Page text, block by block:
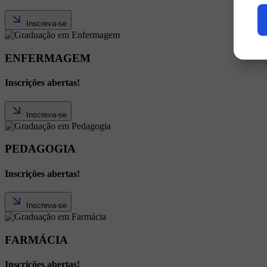
Inscreva-se
ENFERMAGEM
Inscrições abertas!
Inscreva-se
PEDAGOGIA
Inscrições abertas!
Inscreva-se
FARMÁCIA
Inscrições abertas!